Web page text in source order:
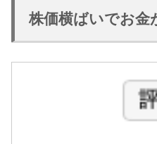
株価横ばいでお金